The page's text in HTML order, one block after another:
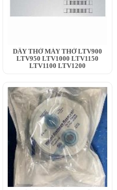
DÂY THỞ MÁY THỞ LTV900
LTV950 LTV1000 LTV1150
LTV1100 LTV1200